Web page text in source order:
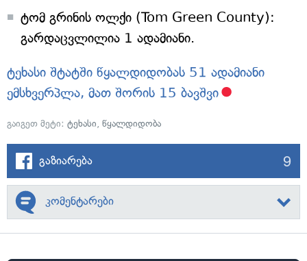
ტომ გრინის ოლქი (Tom Green County):
გარდაცვლილია 1 ადამიანი.
ტეხასი შტატში წყალდიდობას 51 ადამიანი
ემსხვერპლა, მათ შორის 15 ბავშვი
გაიგეთ მეტი: ტეხასი, წყალდიდობა
გაზიარება 9
კომენტარები